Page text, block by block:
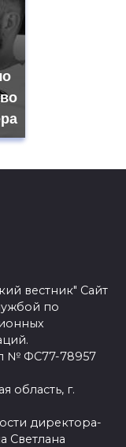
вестник" Сайт
по
№ ФС77-78957
область, г.
директора-
Светлана